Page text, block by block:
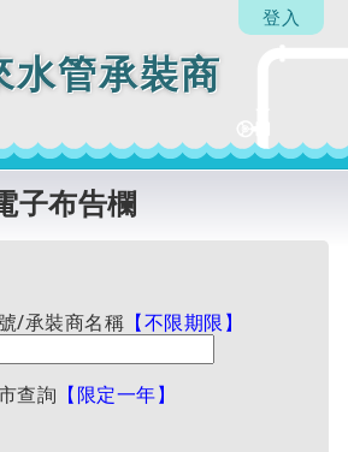
水管承裝商
登入
子布告欄
/承裝商名稱 【不限期限】
查詢 【限定一年】